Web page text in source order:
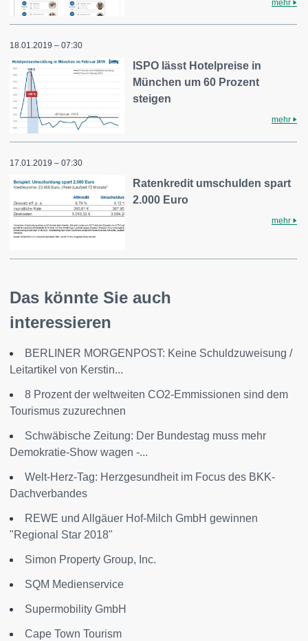
mehr
18.01.2019 – 07:30
ISPO lässt Hotelpreise in
München um 60 Prozent
steigen
mehr
17.01.2019 – 07:30
Ratenkredit umschulden spart
2.000 Euro
mehr
Das könnte Sie auch
interessieren
BERLINER MORGENPOST: Keine Schuldzuweisung /
Leitartikel von Kerstin...
8 Prozent der weltweiten CO2-Emmissionen sind dem
Tourismus zuzurechnen
Schwäbische Zeitung: Der Bundestag muss mehr
Demokratie-Show wagen -...
Welt-Herz-Tag: Herzgesundheit im Focus des BKK-
Dachverbandes
REWE und Allgäuer Hof-Milch GmbH gewinnen
"Regional Star 2018"
Simon Property Group, Inc.
SQM Medienservice
Supermobility GmbH
Cape Town Tourism